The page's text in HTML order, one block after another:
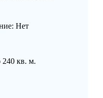
Нет
240 кв. м.